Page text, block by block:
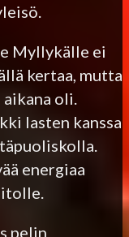
Myllykälle ei
kertaa, mutta
oli.
lasten kanssa
energiaa
pelin